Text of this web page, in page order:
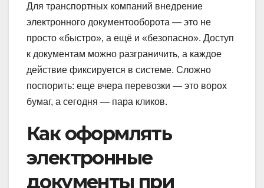
Для транспортных компаний внедрение
электронного документооборота — это не
просто «быстро», а ещё и «безопасно». Доступ
к документам можно разграничить, а каждое
действие фиксируется в системе. Сложно
поспорить: еще вчера перевозки — это ворох
бумаг, а сегодня — пара кликов.
Как оформлять
электронные
документы при